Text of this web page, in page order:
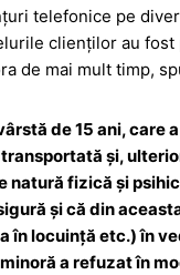
telefonice pe
clienților au
de mai mult timp,
de 15 ani, care
și,
natură fizică și
și că din
în locuință etc.) în
a refuzat în